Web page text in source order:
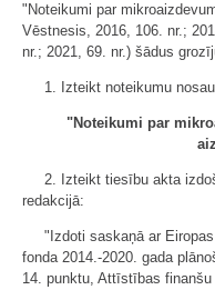
"Noteikumi par
Vēstnesis, 2016, 106. nr.;
nr.; 2021, 69. nr.) šādus
1. Izteikt noteikumu
"Noteikumi par
2. Izteikt tiesību akta
redakcijā:
"Izdoti saskaņā ar
fonda 2014.-2020. gada
14. punktu, Attīstības